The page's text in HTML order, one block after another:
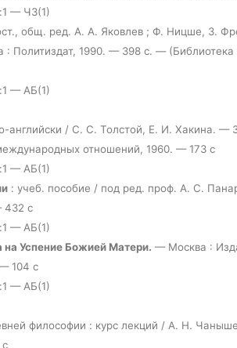
— ЧЗ(1)
общ. ред. А. А. Яковлев ; Ф. Ницше, З.
Политиздат, 1990. — 398 с. — (Библиотека
— АБ(1)
английски / С. С. Толстой, Е. И. Хакина.
отношений, 1960. — 173 с
— АБ(1)
: учеб. пособие / под ред. проф. А. С.
432 с
— АБ(1)
Успение Божией Матери. — Москва :
104 с
— АБ(1)
философии : курс лекций / А. Н.